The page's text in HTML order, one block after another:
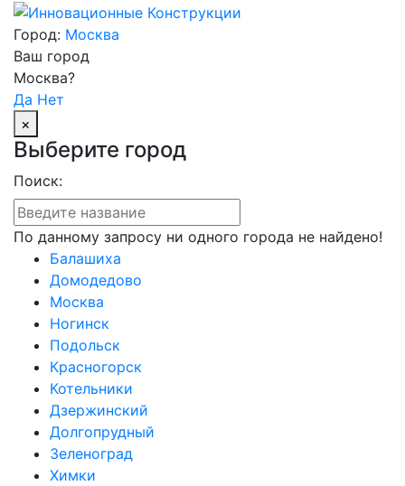
Город: Москва
Ваш город
Москва?
Да Нет
×
Выберите город
Поиск:
По данному запросу ни одного города не найдено!
Балашиха
Домодедово
Москва
Ногинск
Подольск
Красногорск
Котельники
Дзержинский
Долгопрудный
Зеленоград
Химки